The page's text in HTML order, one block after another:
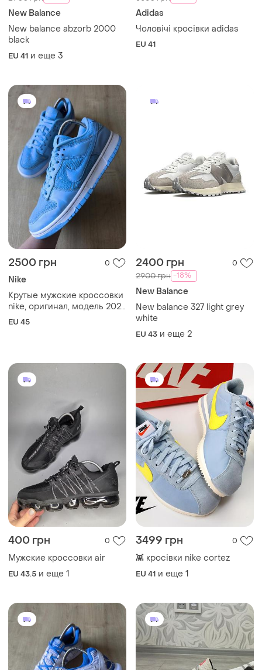
New Balance
New balance abzorb 2000
black
EU 41 и еще 3
Adidas
Чоловічі кросівки adidas
EU 41
2500 грн 0
Nike
Крутые мужские кроссовки
nike, оригинал, модель 2023
года, р.45.
EU 45
2400 грн 0
2900 грн -18%
New Balance
New balance 327 light grey
white
EU 43 и еще 2
400 грн 0
Мужские кроссовки air
EU 43.5 и еще 1
3499 грн 0
👾 кросівки nike cortez
EU 41 и еще 1